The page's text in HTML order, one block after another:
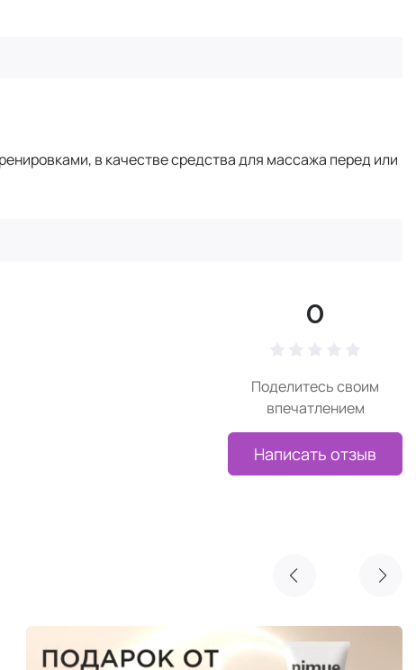
в качестве средства для массажа перед или
0
Поделитесь своим
впечатлением
Написать отзыв